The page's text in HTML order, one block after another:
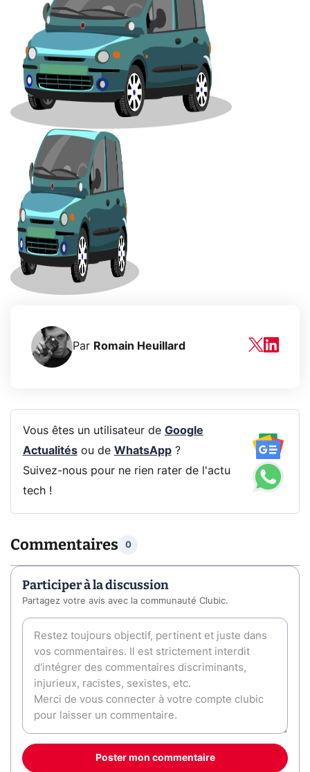
Par Romain Heuillard
Vous êtes un utilisateur de Google
Actualitésou de WhatsApp?
Suivez-nous pour ne rien rater de l'actu
tech !
Commentaires 0
Participer à la discussion
Partagez votre avis avec la communauté Clubic.
Poster mon commentaire